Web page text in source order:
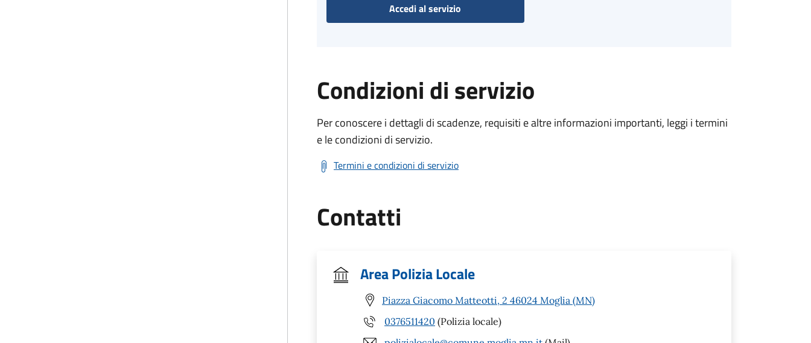
Accedi al servizio
Condizioni di servizio
Per conoscere i dettagli di scadenze, requisiti e altre informazioni importanti, leggi i termini
e le condizioni di servizio.
Termini e condizioni di servizio
Contatti
Area Polizia Locale
Piazza Giacomo Matteotti, 2 46024 Moglia (MN)
0376511420 (Polizia locale)